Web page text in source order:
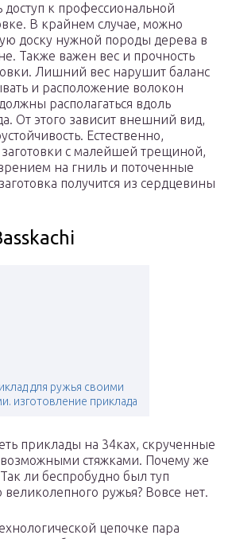
к профессиональной
В крайнем случае, можно
доску нужной породы дерева в
Также важен вес и прочность
Лишний вес нарушит баланс
и расположение волокон
располагаться вдоль
От этого зависит внешний вид,
Естественно,
с малейшей трещиной,
на гниль и поточенные
получится из сердцевины
для ружья своими
изготовление приклада
приклады на 34ках, скрученные
стяжками. Почему же
ли беспробудно был туп
великолепного ружья? Вовсе нет.
цепочке пара